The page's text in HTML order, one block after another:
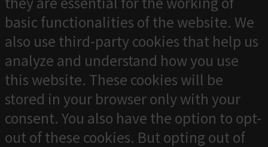
basic functionalities of the website. We
also use third-party cookies that help us
analyze and understand how you use
this website. These cookies will be
stored in your browser only with your
consent. You also have the option to opt-
out of these cookies. But opting out of